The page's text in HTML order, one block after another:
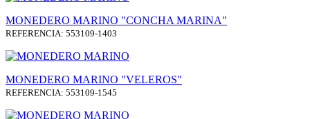
MONEDERO MARINO "CONCHA MARINA"
REFERENCIA: 553109-1403
MONEDERO MARINO "VELEROS"
REFERENCIA: 553109-1545